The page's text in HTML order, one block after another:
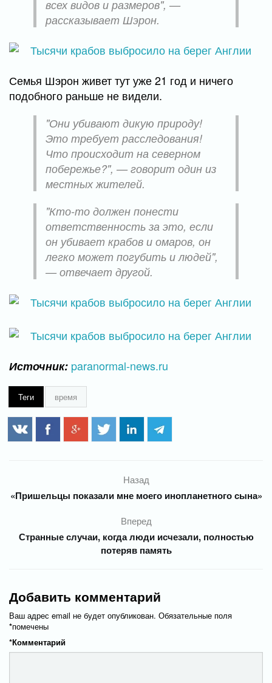
всех видов и размеров", —
рассказывает Шэрон.
Семья Шэрон живет тут уже 21 год и ничего
подобного раньше не видели.
"Они убивают дикую природу!
Это требует расследования!
Что происходит на северном
побережье?", — говорит один из
местных жителей.
"Кто-то должен понести
ответственность за это, если
он убивает крабов и омаров, он
легко может погубить и людей",
— отвечает другой.
Источник: paranormal-news.ru
Теги время
Назад
«Пришельцы показали мне моего инопланетного сына»
Вперед
Странные случаи, когда люди исчезали, полностью
потеряв память
Добавить комментарий
Ваш адрес email не будет опубликован. Обязательные поля
помечены
*
Комментарий
*